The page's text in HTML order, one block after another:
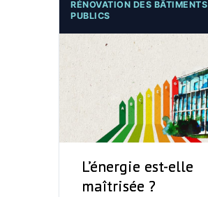
RÉNOVATION DES BÂTIMENTS
PUBLICS
L’énergie est-elle
maîtrisée ?